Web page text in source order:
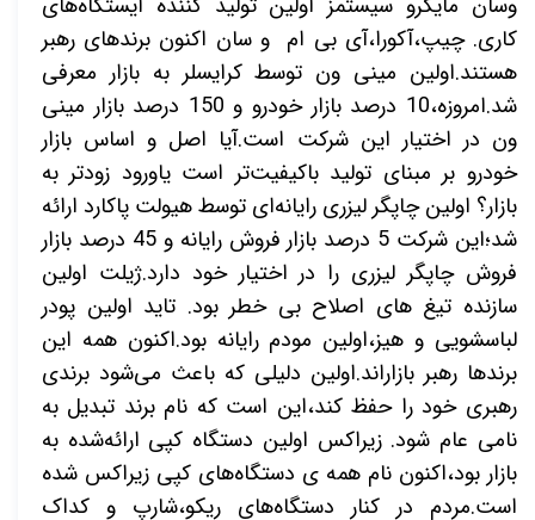
کاری. چیپ،آکورا،آی بی ام و سان اکنون برندهای رهبر
هستند.اولین مینی ون توسط کرایسلر به بازار معرفی
شد.امروزه،10 درصد بازار خودرو و 150 درصد بازار مینی
ون در اختیار این شرکت است.آیا اصل و اساس بازار
خودرو بر مبنای تولید باکیفیت‌تر است یاورود زودتر به
بازار؟ اولین چاپگر لیزری رایانه‌ای توسط هیولت پاکارد ارائه
شد؛این شرکت 5 درصد بازار فروش رایانه و 45 درصد بازار
فروش چاپگر لیزری را در اختیار خود دارد.ژیلت اولین
سازنده تیغ های اصلاح بی خطر بود. تاید اولین پودر
لباسشویی و هیز،اولین مودم رایانه بود.اکنون همه این
برندها رهبر بازاراند.اولین دلیلی که باعث می‌شود برندی
رهبری خود را حفظ کند،این است که نام برند تبدیل به
نامی عام شود. زیراکس اولین دستگاه کپی ارائه‌شده به
بازار بود،اکنون نام همه ی دستگاه‌های کپی زیراکس شده
است.مردم در کنار دستگاه‌های ریکو،شارپ و کداک